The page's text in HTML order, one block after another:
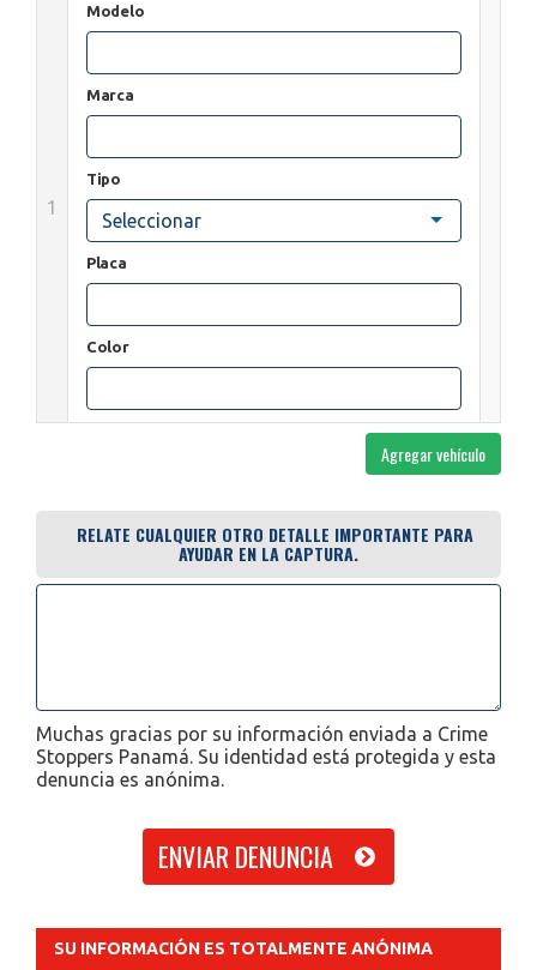
1
Modelo
Marca
Tipo
Seleccionar
Placa
Color
Agregar vehículo
RELATE CUALQUIER OTRO DETALLE IMPORTANTE PARA
AYUDAR EN LA CAPTURA.
Muchas gracias por su información enviada a Crime
Stoppers Panamá. Su identidad está protegida y esta
denuncia es anónima.
SU INFORMACIÓN ES TOTALMENTE ANÓNIMA